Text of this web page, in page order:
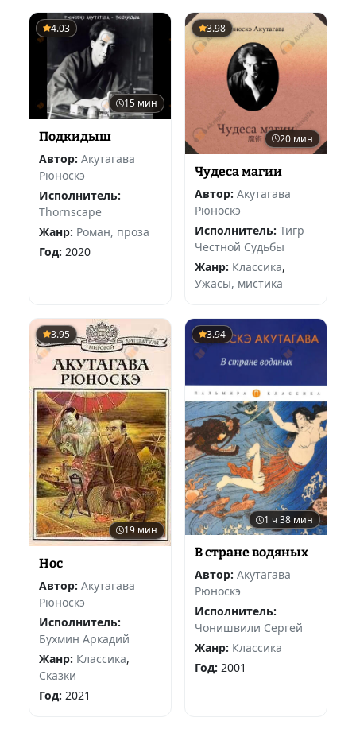
4.03
15 мин
Подкидыш
Автор: Акутагава
Рюноскэ
Исполнитель:
Thornscape
Жанр: Роман, проза
Год: 2020
3.98
20 мин
Чудеса магии
Автор: Акутагава
Рюноскэ
Исполнитель: Тигр
Честной Судьбы
Жанр: Классика,
Ужасы, мистика
3.95
19 мин
Нос
Автор: Акутагава
Рюноскэ
Исполнитель:
Бухмин Аркадий
Жанр: Классика,
Сказки
Год: 2021
3.94
1 ч 38 мин
В стране водяных
Автор: Акутагава
Рюноскэ
Исполнитель:
Чонишвили Сергей
Жанр: Классика
Год: 2001